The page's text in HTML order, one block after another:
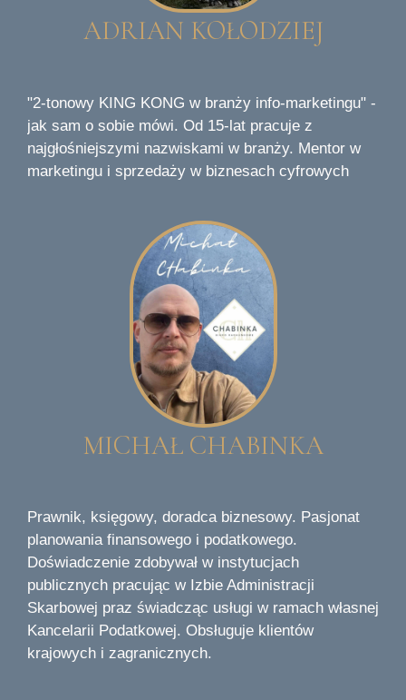
ADRIAN KOŁODZIEJ
"2-tonowy KING KONG w branży info-marketingu" -
jak sam o sobie mówi. Od 15-lat pracuje z
najgłośniejszymi nazwiskami w branży. Mentor w
marketingu i sprzedaży w biznesach cyfrowych
MICHAŁ CHABINKA
Prawnik, księgowy, doradca biznesowy. Pasjonat
planowania finansowego i podatkowego.
Doświadczenie zdobywał w instytucjach
publicznych pracując w Izbie Administracji
Skarbowej praz świadcząc usługi w ramach własnej
Kancelarii Podatkowej. Obsługuje klientów
krajowych i zagranicznych.